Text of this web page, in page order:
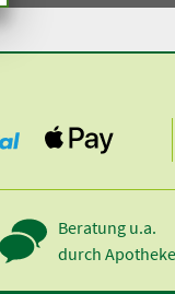
Beratung u.a.
durch